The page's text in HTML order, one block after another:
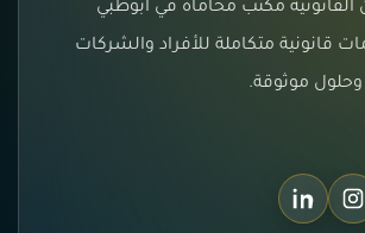
مكتب محاماة في أبوظبي
قانونية متكاملة للأفراد والشركات
وحلول موثوقة.